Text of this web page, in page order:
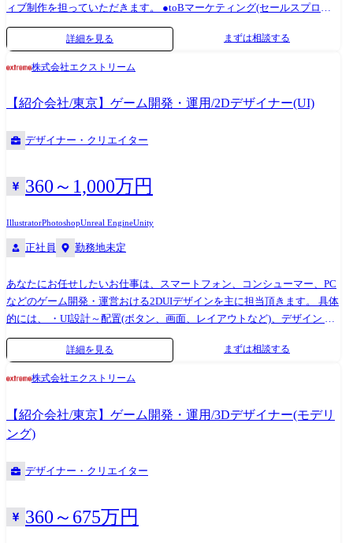
ィブ制作を担っていただきます。 ●toBマーケティング(セールスプロモ
ーション部)における制作 クライアントの支援事例やノウハウをわかりや
すく伝える解説動画・インタビュー動画の編集。 ホワイトペーパー、イ
者獲得(登録促進)のためのSNS広告動画(YouTube、TikTok、Instagram等)
の企画・編集。 Web広告バナー、SNS投稿用グラフィック、LP(ランディ
ングページ)のビジュアル制作。 ●共通業務 各マーケティング担当者との
ミーティング、要件定義、制作スケジュールの管理。
詳細を見る まずは相談する
株式会社エクストリーム
【紹介会社/東京】ゲーム開発・運用/2Dデザイナー(UI)
デザイナー・クリエイター
360～1,000万円
IllustratorPhotoshopUnreal EngineUnity
正社員 勤務地未定
あなたにお任せしたいお仕事は、スマートフォン、コンシューマー、PC
などのゲーム開発・運営おける2DUIデザインを主に担当頂きます。 具体
的には、 ・UI設計～配置(ボタン、画面、レイアウトなど)、デザイン ・
UX(演出など)デザイン ・UI/UX業務における品質管理、スケジュール管
理など・外部及び他部署との折衝 ・その他付随する業務 ※上記全てでは
なく、これまで実績や適性に合わせていずれかの業務を担当頂きます。
引するトップ企業と安定的な取引を行っております。プロダクションカ
ンパニーの一員として様々なクライアントのプロジェクトに参画して頂
き、1つの会社だけでは実現できない多彩なスキルやノウハウを身に付け
詳細を見る まずは相談する
株式会社エクストリーム
【紹介会社/東京】ゲーム開発・運用/3Dデザイナー(モデリ
ング)
デザイナー・クリエイター
360～675万円